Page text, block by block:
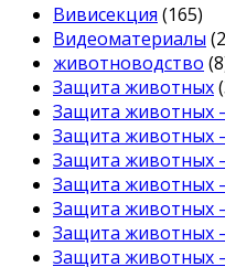
Вивисекция (165)
Видеоматериалы
животноводство
Защита животных
Защита животных
Защита животных
Защита животных
Защита животных
Защита животных
Защита животных
Защита животных